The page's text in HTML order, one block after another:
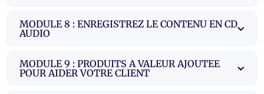
MODULE 8 : ENREGISTREZ LE CONTENU EN CD
AUDIO
MODULE 9 : PRODUITS A VALEUR AJOUTEE
POUR AIDER VOTRE CLIENT